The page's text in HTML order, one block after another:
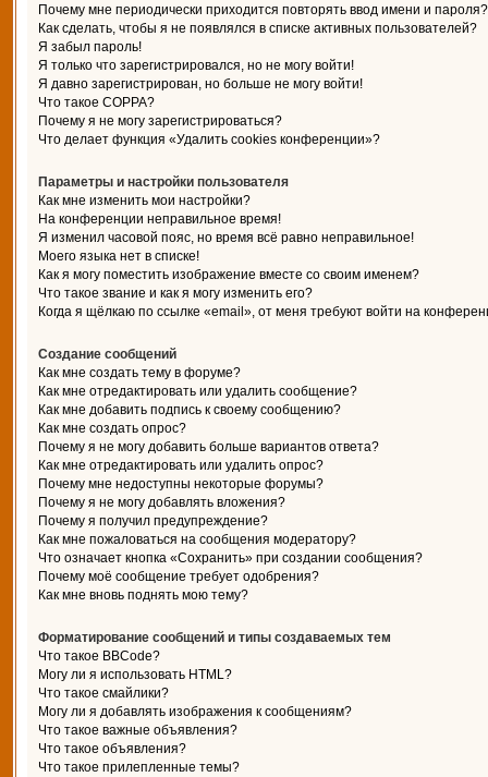
Почему мне периодически приходится повторять ввод имени и пароля?
Как сделать, чтобы я не появлялся в списке активных пользователей?
Я забыл пароль!
Я только что зарегистрировался, но не могу войти!
Я давно зарегистрирован, но больше не могу войти!
Что такое COPPA?
Почему я не могу зарегистрироваться?
Что делает функция «Удалить cookies конференции»?
Параметры и настройки пользователя
Как мне изменить мои настройки?
На конференции неправильное время!
Я изменил часовой пояс, но время всё равно неправильное!
Моего языка нет в списке!
Как я могу поместить изображение вместе со своим именем?
Что такое звание и как я могу изменить его?
Когда я щёлкаю по ссылке «email», от меня требуют войти на
Создание сообщений
Как мне создать тему в форуме?
Как мне отредактировать или удалить сообщение?
Как мне добавить подпись к своему сообщению?
Как мне создать опрос?
Почему я не могу добавить больше вариантов ответа?
Как мне отредактировать или удалить опрос?
Почему мне недоступны некоторые форумы?
Почему я не могу добавлять вложения?
Почему я получил предупреждение?
Как мне пожаловаться на сообщения модератору?
Что означает кнопка «Сохранить» при создании сообщения?
Почему моё сообщение требует одобрения?
Как мне вновь поднять мою тему?
Форматирование сообщений и типы создаваемых тем
Что такое BBCode?
Могу ли я использовать HTML?
Что такое смайлики?
Могу ли я добавлять изображения к сообщениям?
Что такое важные объявления?
Что такое объявления?
Что такое прилепленные темы?